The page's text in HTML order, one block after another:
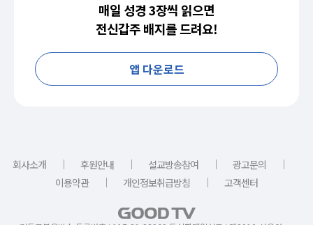
매일 성경 3장씩 읽으면
전신갑주 배지를 드려요!
앱 다운로드
회사소개 ｜ 후원안내 ｜ 설교방송참여 ｜ 광고문의
｜
이용약관
｜ 개인정보취급방침 ｜ 고객센터